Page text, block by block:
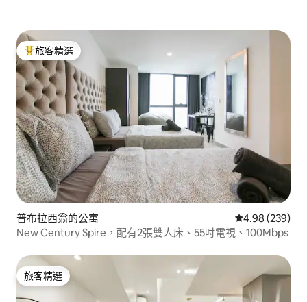
旅客精選榜首
旅客精選
普布拉西翁的公寓 從 239 則評價
4.98 (239)
New Century Spire，配有2張雙人床、55吋電視、100Mbps
旅客精選
旅客精選